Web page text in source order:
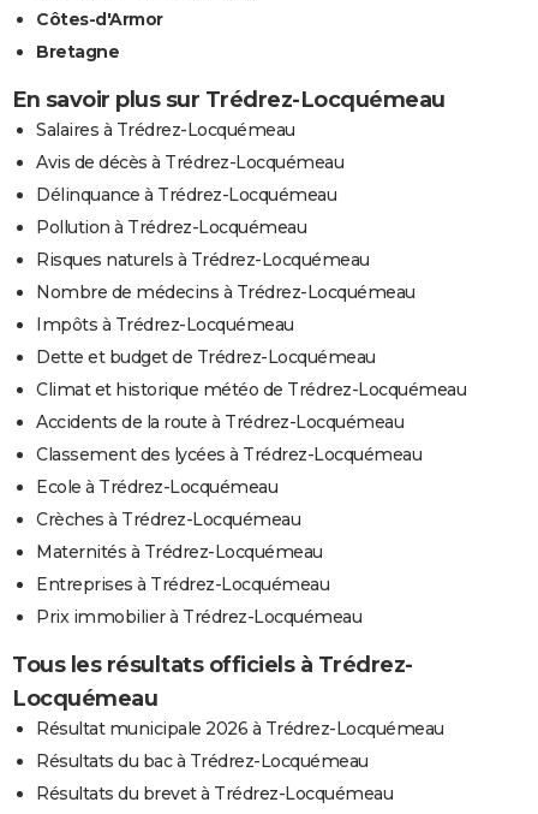
Côtes-d'Armor
Bretagne
En savoir plus sur Trédrez-Locquémeau
Salaires à Trédrez-Locquémeau
Avis de décès à Trédrez-Locquémeau
Délinquance à Trédrez-Locquémeau
Pollution à Trédrez-Locquémeau
Risques naturels à Trédrez-Locquémeau
Nombre de médecins à Trédrez-Locquémeau
Impôts à Trédrez-Locquémeau
Dette et budget de Trédrez-Locquémeau
Climat et historique météo de Trédrez-Locquémeau
Accidents de la route à Trédrez-Locquémeau
Classement des lycées à Trédrez-Locquémeau
Ecole à Trédrez-Locquémeau
Crèches à Trédrez-Locquémeau
Maternités à Trédrez-Locquémeau
Entreprises à Trédrez-Locquémeau
Prix immobilier à Trédrez-Locquémeau
Tous les résultats officiels à Trédrez-
Locquémeau
Résultat municipale 2026 à Trédrez-Locquémeau
Résultats du bac à Trédrez-Locquémeau
Résultats du brevet à Trédrez-Locquémeau